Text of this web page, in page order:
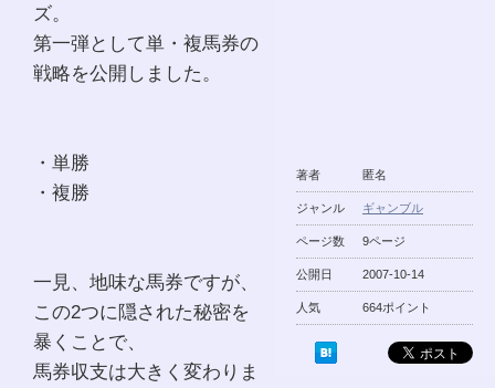
著者 匿名
ジャンル ギャンブル
ページ数 9ページ
公開日 2007-10-14
人気 664ポイント
ズ。
第一弾として単・複馬券の
戦略を公開しました。
・単勝
・複勝
一見、地味な馬券ですが、
この2つに隠された秘密を
暴くことで、
馬券収支は大きく変わりま